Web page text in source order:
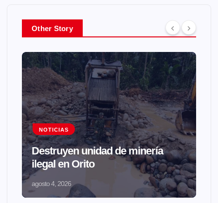
Other Story
NOTICIAS
Destruyen unidad de minería
ilegal en Orito
agosto 4, 2026